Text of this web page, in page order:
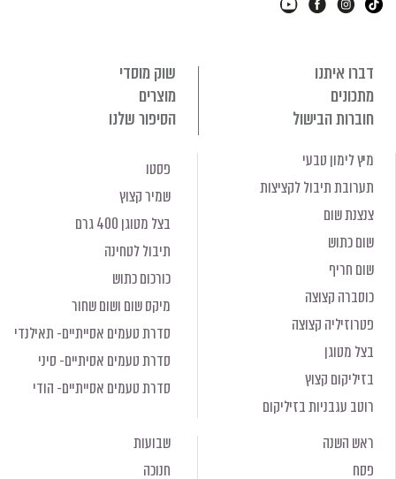
דברו איתנו
שוק מוסדי
מתכונים
מוצרים
חוברות הבישול
הסיפור שלנו
מיץ לימון טבעי
תערובת תיבול לקציצות
צנצנת שום
שום כתוש
שום חריף
כוסברה קצוצה
פטרוזיליה קצוצה
בצל מטוגן
בזיליקום קצוץ
רוטב עגבניות בזיליקום
פסטו
שמיר קצוץ
בצל מטוגן 400 גרם
תיבול לטחינה
כורכום כתוש
מיקס שום ושום שחור
סדרת טעמים אסייתיים- תאילנדי
סדרת טעמים אסיתיים- סיני
סדרת טעמים אסייתיים- הודי
ראש השנה
פסח
שבועות
חנוכה